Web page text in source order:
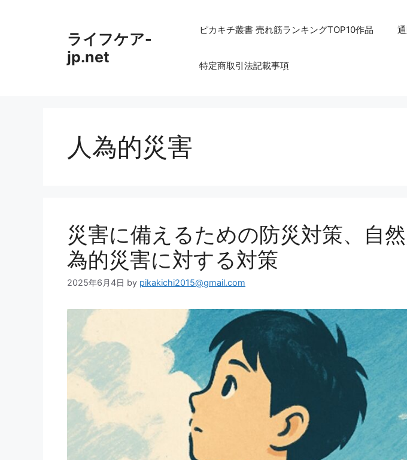
ライフケア-
jp.net
ピカキチ叢書 売れ筋ランキングTOP10作品
特定商取引法記載事項
人為的災害
災害に備えるための防災対策、自
為的災害に対する対策
2025年6月4日 by pikakichi2015@gmail.com